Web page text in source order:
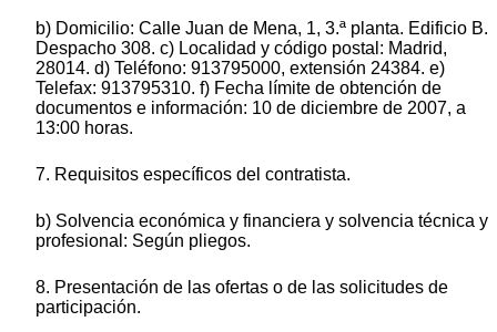
b) Domicilio: Calle Juan de Mena, 1, 3.ª planta. Edificio B.
Despacho 308. c) Localidad y código postal: Madrid,
28014. d) Teléfono: 913795000, extensión 24384. e)
Telefax: 913795310. f) Fecha límite de obtención de
documentos e información: 10 de diciembre de 2007, a
13:00 horas.
7. Requisitos específicos del contratista.
b) Solvencia económica y financiera y solvencia técnica y
profesional: Según pliegos.
8. Presentación de las ofertas o de las solicitudes de
participación.